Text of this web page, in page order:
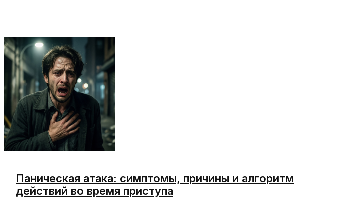
бессонница,
тревожность,
давление,
гастрит
и
беременность
Паническая атака: симптомы, причины и алгоритм
действий во время приступа